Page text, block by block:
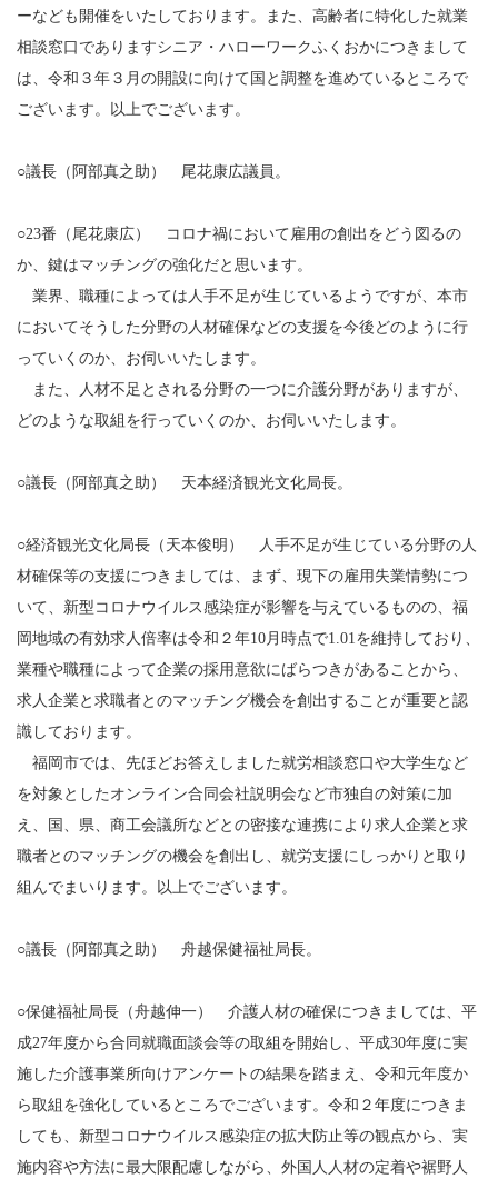
ーなども開催をいたしております。また、高齢者に特化した就業
相談窓口でありますシニア・ハローワークふくおかにつきまして
は、令和３年３月の開設に向けて国と調整を進めているところで
ございます。以上でございます。
○議長（阿部真之助） 尾花康広議員。
○23番（尾花康広） コロナ禍において雇用の創出をどう図るの
か、鍵はマッチングの強化だと思います。
業界、職種によっては人手不足が生じているようですが、本市
においてそうした分野の人材確保などの支援を今後どのように行
っていくのか、お伺いいたします。
また、人材不足とされる分野の一つに介護分野がありますが、
どのような取組を行っていくのか、お伺いいたします。
○議長（阿部真之助） 天本経済観光文化局長。
○経済観光文化局長（天本俊明） 人手不足が生じている分野の人
材確保等の支援につきましては、まず、現下の雇用失業情勢につ
いて、新型コロナウイルス感染症が影響を与えているものの、福
岡地域の有効求人倍率は令和２年10月時点で1.01を維持しており、
業種や職種によって企業の採用意欲にばらつきがあることから、
求人企業と求職者とのマッチング機会を創出することが重要と認
識しております。
福岡市では、先ほどお答えしました就労相談窓口や大学生など
を対象としたオンライン合同会社説明会など市独自の対策に加
え、国、県、商工会議所などとの密接な連携により求人企業と求
職者とのマッチングの機会を創出し、就労支援にしっかりと取り
組んでまいります。以上でございます。
○議長（阿部真之助） 舟越保健福祉局長。
○保健福祉局長（舟越伸一） 介護人材の確保につきましては、平
成27年度から合同就職面談会等の取組を開始し、平成30年度に実
施した介護事業所向けアンケートの結果を踏まえ、令和元年度か
ら取組を強化しているところでございます。令和２年度につきま
しても、新型コロナウイルス感染症の拡大防止等の観点から、実
施内容や方法に最大限配慮しながら、外国人人材の定着や裾野人